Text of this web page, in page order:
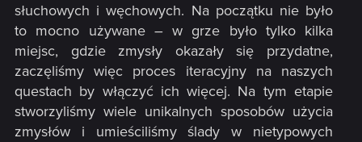
słuchowych i węchowych. Na początku nie było
to mocno używane – w grze było tylko kilka
miejsc, gdzie zmysły okazały się przydatne,
zaczęliśmy więc proces iteracyjny na naszych
questach by włączyć ich więcej. Na tym etapie
stworzyliśmy wiele unikalnych sposobów użycia
zmysłów i umieściliśmy ślady w nietypowych